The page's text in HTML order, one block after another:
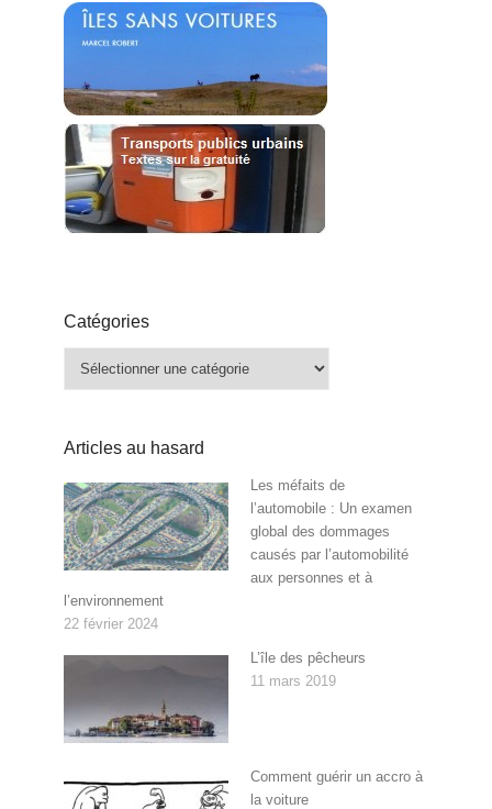
Catégories
Articles au hasard
Les méfaits de
l’automobile : Un examen
global des dommages
causés par l’automobilité
aux personnes et à
l’environnement
22 février 2024
L’île des pêcheurs
11 mars 2019
Comment guérir un accro à
la voiture